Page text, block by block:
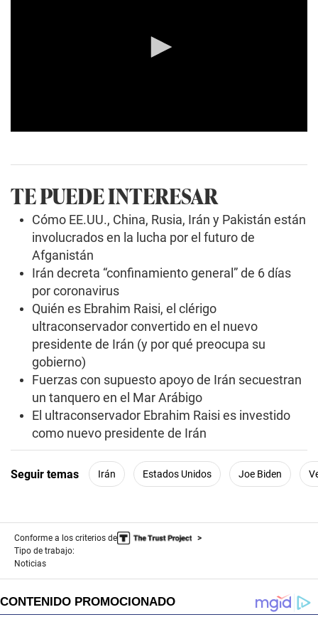
n
d
TE PUEDE INTERESAR
Cómo EE.UU., China, Rusia, Irán y Pakistán están
involucrados en la lucha por el futuro de
Afganistán
Irán decreta “confinamiento general” de 6 días
por coronavirus
Quién es Ebrahim Raisi, el clérigo
ultraconservador convertido en el nuevo
presidente de Irán (y por qué preocupa su
gobierno)
Fuerzas con supuesto apoyo de Irán secuestran
un tanquero en el Mar Arábigo
El ultraconservador Ebrahim Raisi es investido
como nuevo presidente de Irán
Seguir temas Irán Estados Unidos Joe Biden
Conforme a los criterios de
Tipo de trabajo:
Noticias